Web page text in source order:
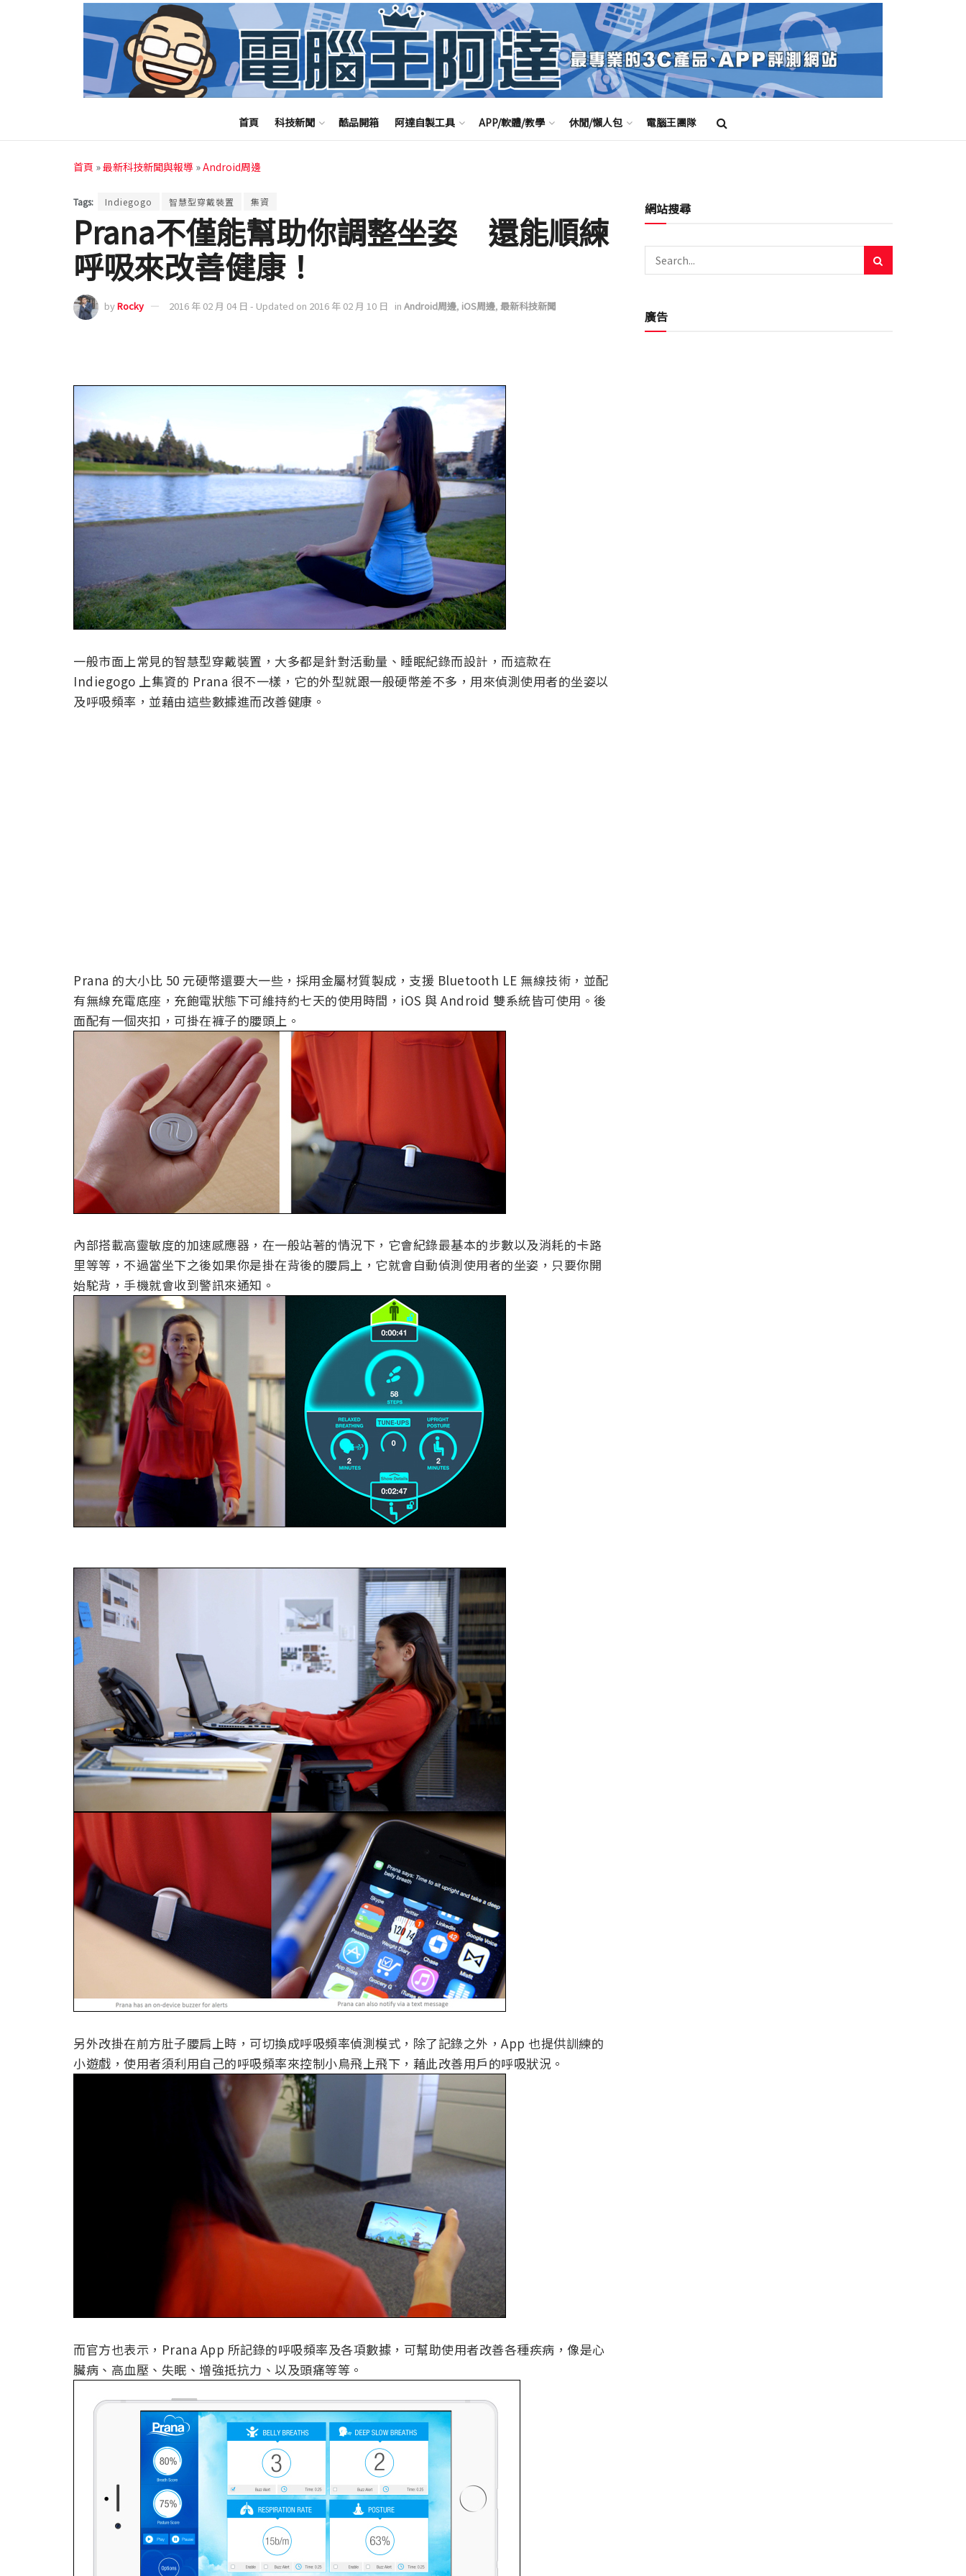
首頁 科技新聞 酷品開箱 阿達自製工具 APP/軟體/教學 休閒/懶人包 電腦王團隊
首頁 »最新科技新聞與報導 »Android周邊
Tags: Indiegogo 智慧型穿戴裝置 集資
Prana不僅能幫助你調整坐姿 還能順練
呼吸來改善健康！
byRocky 2016 年 02 月 04 日 - Updated on 2016 年 02 月 10 日 in Android周邊, iOS周邊, 最新科技新聞
一般市面上常見的智慧型穿戴裝置，大多都是針對活動量、睡眠紀錄而設計，而這款在
Indiegogo 上集資的 Prana 很不一樣，它的外型就跟一般硬幣差不多，用來偵測使用者的坐姿以
及呼吸頻率，並藉由這些數據進而改善健康。
Prana 的大小比 50 元硬幣還要大一些，採用金屬材質製成，支援 Bluetooth LE 無線技術，並配
有無線充電底座，充飽電狀態下可維持約七天的使用時間，iOS 與 Android 雙系統皆可使用。後
面配有一個夾扣，可掛在褲子的腰頭上。
內部搭載高靈敏度的加速感應器，在一般站著的情況下，它會紀錄最基本的步數以及消耗的卡路
里等等，不過當坐下之後如果你是掛在背後的腰肩上，它就會自動偵測使用者的坐姿，只要你開
始駝背，手機就會收到警訊來通知。
另外改掛在前方肚子腰肩上時，可切換成呼吸頻率偵測模式，除了記錄之外，App 也提供訓練的
小遊戲，使用者須利用自己的呼吸頻率來控制小鳥飛上飛下，藉此改善用戶的呼吸狀況。
而官方也表示，Prana App 所記錄的呼吸頻率及各項數據，可幫助使用者改善各種疾病，像是心
臟病、高血壓、失眠、增強抵抗力、以及頭痛等等。
網站搜尋
廣告